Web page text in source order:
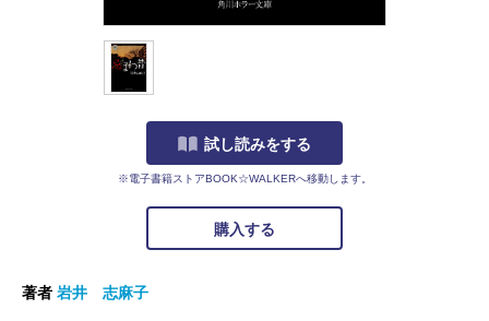
試し読みをする
※電子書籍ストアBOOK☆WALKERへ移動します。
購入する
著者 岩井 志麻子